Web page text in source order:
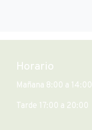
Horario
Mañana 8:00 a 14:00
Tarde 17:00 a 20:00